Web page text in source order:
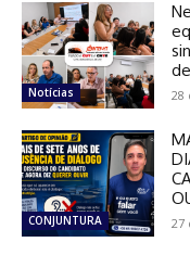
Notícias 28
CONJUNTURA 27